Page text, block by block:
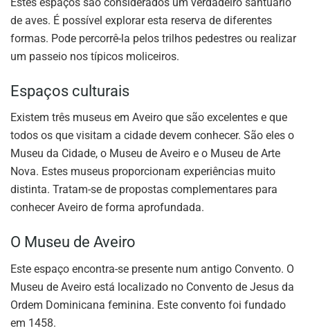
de aves. É possível explorar esta reserva de diferentes
formas. Pode percorrê-la pelos trilhos pedestres ou realizar
um passeio nos típicos moliceiros.
Espaços culturais
Existem três museus em Aveiro que são excelentes e que
todos os que visitam a cidade devem conhecer. São eles o
Museu da Cidade, o Museu de Aveiro e o Museu de Arte
Nova. Estes museus proporcionam experiências muito
distinta. Tratam-se de propostas complementares para
conhecer Aveiro de forma aprofundada.
O Museu de Aveiro
Este espaço encontra-se presente num antigo Convento. O
Museu de Aveiro está localizado no Convento de Jesus da
Ordem Dominicana feminina. Este convento foi fundado
em 1458.